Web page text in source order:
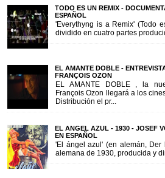
TODO ES UN REMIX -
ESPAÑOL
'Everythyng is a Remix' (Todo
dividido en cuatro partes
EL AMANTE DOBLE -
FRANÇOIS OZON
EL AMANTE DOBLE , la
François Ozon llegará a los
Distribución el pr...
EL ANGEL AZUL - 1930 - JOSEF
EN ESPAÑOL
'El ángel azul' (en alemán,
alemana de 1930, producida y